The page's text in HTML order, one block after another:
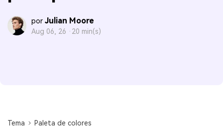
por Julian Moore
Aug 06, 26 · 20 min(s)
Tema
Paleta de colores